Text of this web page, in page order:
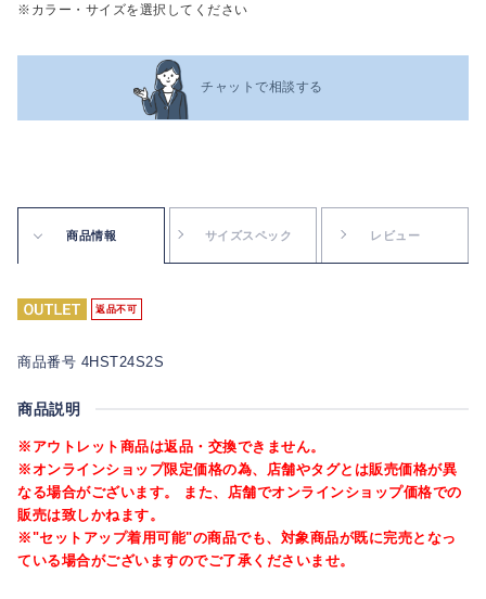
※カラー・サイズを選択してください
チャットで相談する
商品情報 サイズスペック レビュー
返品不可
商品番号 4HST24S2S
商品説明
※アウトレット商品は返品・交換できません。
※オンラインショップ限定価格の為、店舗やタグとは販売価格が異
なる場合がございます。 また、店舗でオンラインショップ価格での
販売は致しかねます。
※"セットアップ着用可能"の商品でも、対象商品が既に完売となっ
ている場合がございますのでご了承くださいませ。